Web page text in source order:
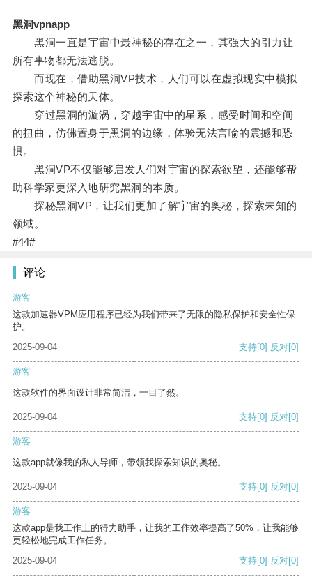
黑洞vpnapp
黑洞一直是宇宙中最神秘的存在之一，其强大的引力让
所有事物都无法逃脱。
而现在，借助黑洞VP技术，人们可以在虚拟现实中模拟
探索这个神秘的天体。
穿过黑洞的漩涡，穿越宇宙中的星系，感受时间和空间
的扭曲，仿佛置身于黑洞的边缘，体验无法言喻的震撼和恐
惧。
黑洞VP不仅能够启发人们对宇宙的探索欲望，还能够帮
助科学家更深入地研究黑洞的本质。
探秘黑洞VP，让我们更加了解宇宙的奥秘，探索未知的
领域。
#44#
评论
游客
这款加速器VPM应用程序已经为我们带来了无限的隐私保护和安全性保
护。
2025-09-04
支持[0] 反对[0]
游客
这款软件的界面设计非常简洁，一目了然。
2025-09-04 支持[0] 反对[0]
游客
这款app就像我的私人导师，带领我探索知识的奥秘。
2025-09-04 支持[0] 反对[0]
游客
这款app是我工作上的得力助手，让我的工作效率提高了50%，让我能够
更轻松地完成工作任务。
2025-09-04
支持[0] 反对[0]